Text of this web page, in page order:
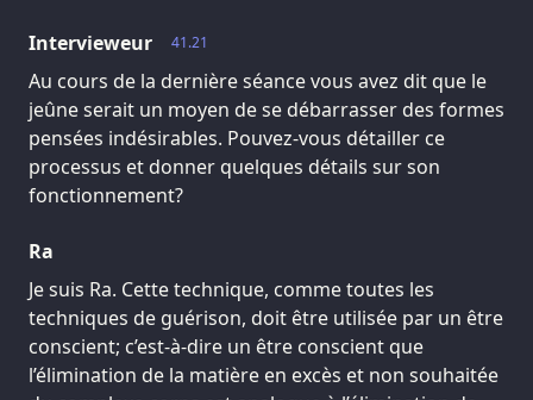
41.21
Intervieweur
Au cours de la dernière séance vous avez dit que le
jeûne serait un moyen de se débarrasser des formes
pensées indésirables. Pouvez-vous détailler ce
processus et donner quelques détails sur son
fonctionnement?
Ra
Je suis Ra. Cette technique, comme toutes les
techniques de guérison, doit être utilisée par un être
conscient; c’est-à-dire un être conscient que
l’élimination de la matière en excès et non souhaitée